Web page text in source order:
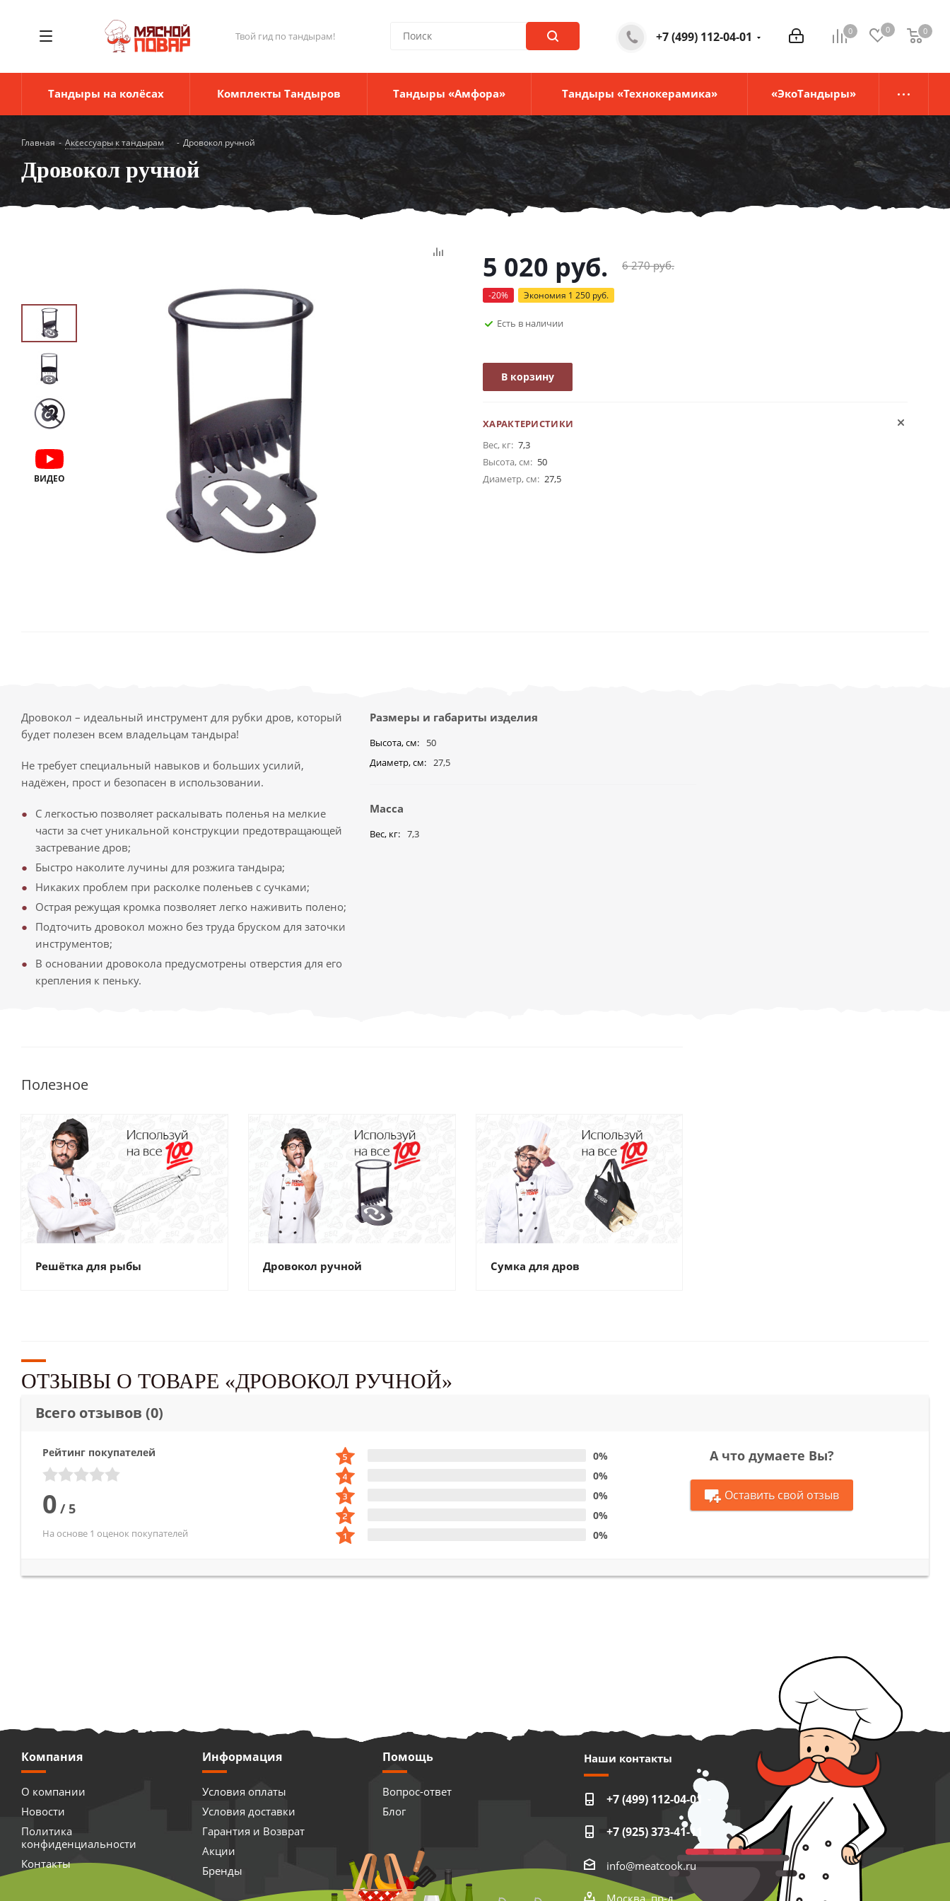
Твой гид по тандырам! 0 0 0
0
+7 (499) 112-04-01
Тандыры на колёсах Комплекты Тандыров Тандыры «Амфора» Тандыры «Технокерамика» «ЭкоТандыры»
Главная - Аксессуары к тандырам - Дровокол ручной
Дровокол ручной
ВИДЕО
5 020 руб. 6 270руб.
-20% Экономия 1 250 руб.
Есть в наличии
В корзину
ХАРАКТЕРИСТИКИ
Вес, кг: 7,3
Высота, см: 50
Диаметр, см: 27,5
Дровокол – идеальный инструмент для рубки дров, который
будет полезен всем владельцам тандыра!
Не требует специальный навыков и больших усилий,
надёжен, прост и безопасен в использовании.
С легкостью позволяет раскалывать поленья на мелкие
части за счет уникальной конструкции предотвращающей
застревание дров;
Быстро наколите лучины для розжига тандыра;
Никаких проблем при расколке поленьев с сучками;
Острая режущая кромка позволяет легко наживить полено;
Подточить дровокол можно без труда бруском для заточки
инструментов;
В основании дровокола предусмотрены отверстия для его
крепления к пеньку.
Размеры и габариты изделия
Высота, см
50
Диаметр, см
27,5
Масса
Вес, кг 7,3
Полезное
Решётка для рыбы Дровокол ручной Сумка для дров
ОТЗЫВЫ О ТОВАРЕ «ДРОВОКОЛ РУЧНОЙ»
Всего отзывов (0)
Рейтинг покупателей
0 /5
На основе 1 оценок покупателей
0%
0%
0%
0%
0%
А что думаете Вы?
Оставить свой отзыв
Компания
О компании
Новости
Политика
конфиденциальности
Контакты
Информация
Условия оплаты
Условия доставки
Гарантия и Возврат
Акции
Бренды
Помощь
Вопрос-ответ
Блог
Наши контакты
+7 (499) 112-04-01
+7 (925) 373-41-11
info@meatcook.ru
Москва, пр-д